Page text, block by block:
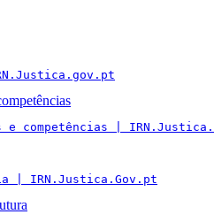
e competências |
| IRN.Justica.Gov.pt